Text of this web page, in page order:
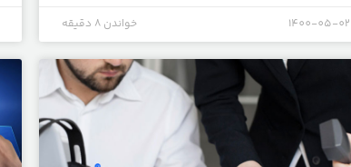
1400-05-02 خواندن 8 دقیقه